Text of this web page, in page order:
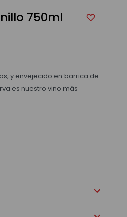
750ml
y envejecido en barrica de
es nuestro vino más